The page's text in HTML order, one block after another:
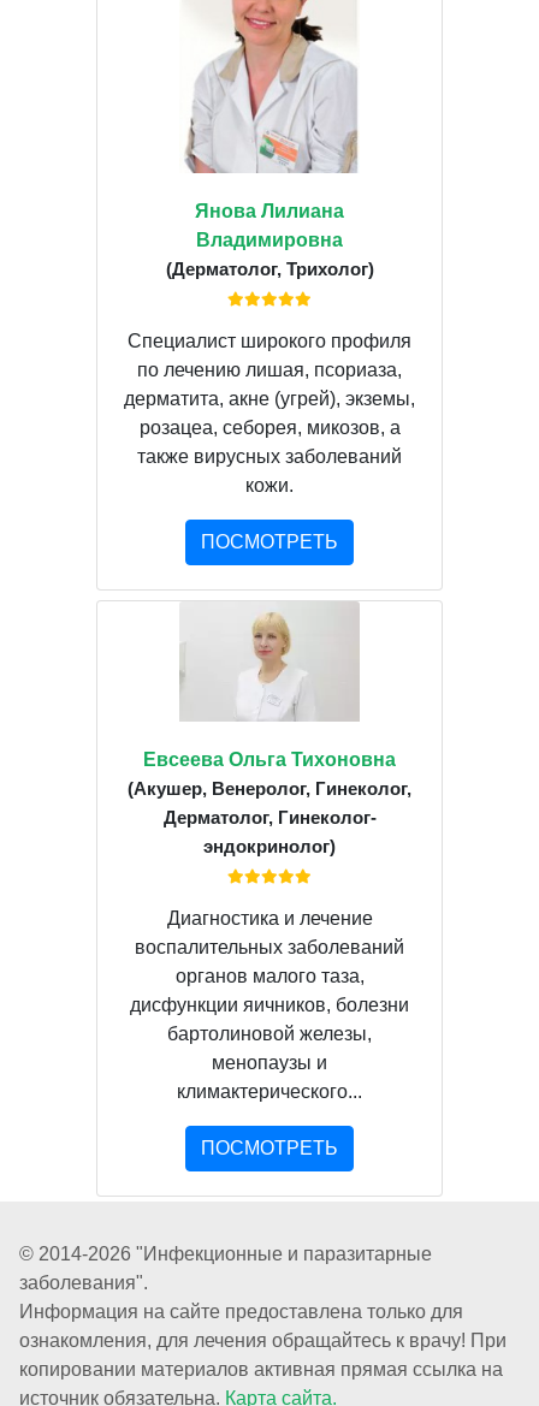
Янова Лилиана
Владимировна
(Дерматолог, Трихолог)
Специалист широкого профиля
по лечению лишая, псориаза,
дерматита, акне (угрей), экземы,
розацеа, себорея, микозов, а
также вирусных заболеваний
кожи.
ПОСМОТРЕТЬ
Евсеева Ольга Тихоновна
(Акушер, Венеролог, Гинеколог,
Дерматолог, Гинеколог-
эндокринолог)
Диагностика и лечение
воспалительных заболеваний
органов малого таза,
дисфункции яичников, болезни
бартолиновой железы,
менопаузы и
климактерического...
ПОСМОТРЕТЬ
© 2014-2026 "Инфекционные и паразитарные
заболевания".
Информация на сайте предоставлена только для
ознакомления, для лечения обращайтесь к врачу! При
копировании материалов активная прямая ссылка на
источник обязательна. Карта сайта.